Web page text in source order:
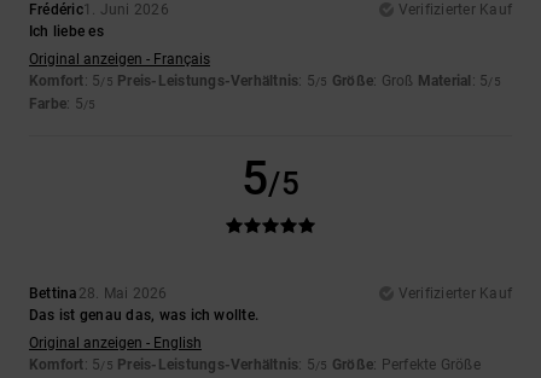
Frédéric1. Juni 2026
Verifizierter Kauf
Ich liebe es
Original anzeigen - Français
Komfort: 5/5 Preis-Leistungs-Verhältnis: 5/5 Größe: Groß Material : 5/5
Farbe: 5/5
5/5
Bettina 28. Mai 2026
Verifizierter Kauf
Das ist genau das, was ich wollte.
Original anzeigen - English
Komfort: 5/5 Preis-Leistungs-Verhältnis: 5/5 Größe: Perfekte Größe